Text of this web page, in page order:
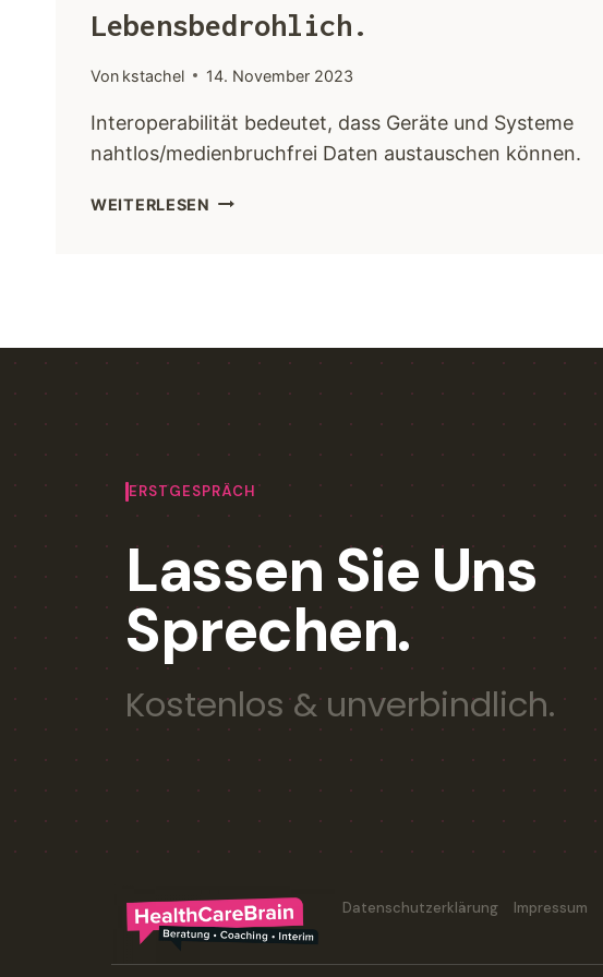
Lebensbedrohlich.
Von kstachel 14. November 2023
Interoperabilität bedeutet, dass Geräte und Systeme
nahtlos/medienbruchfrei Daten austauschen können.
WEITERLESEN
ERSTGESPRÄCH
Lassen Sie Uns
Sprechen.
Kostenlos & unverbindlich.
Datenschutzerklärung Impressum